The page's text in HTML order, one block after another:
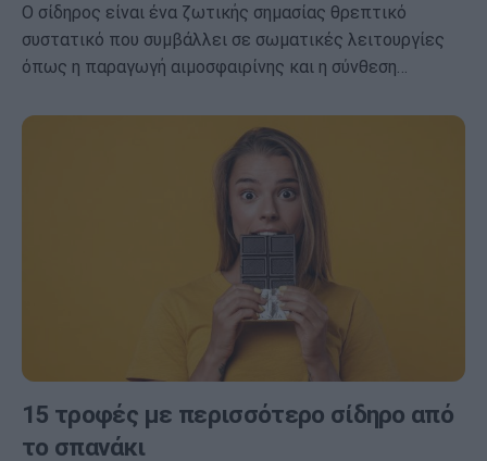
Ο σίδηρος είναι ένα ζωτικής σημασίας θρεπτικό
συστατικό που συμβάλλει σε σωματικές λειτουργίες
όπως η παραγωγή αιμοσφαιρίνης και η σύνθεση…
15 τροφές με περισσότερο σίδηρο από
το σπανάκι